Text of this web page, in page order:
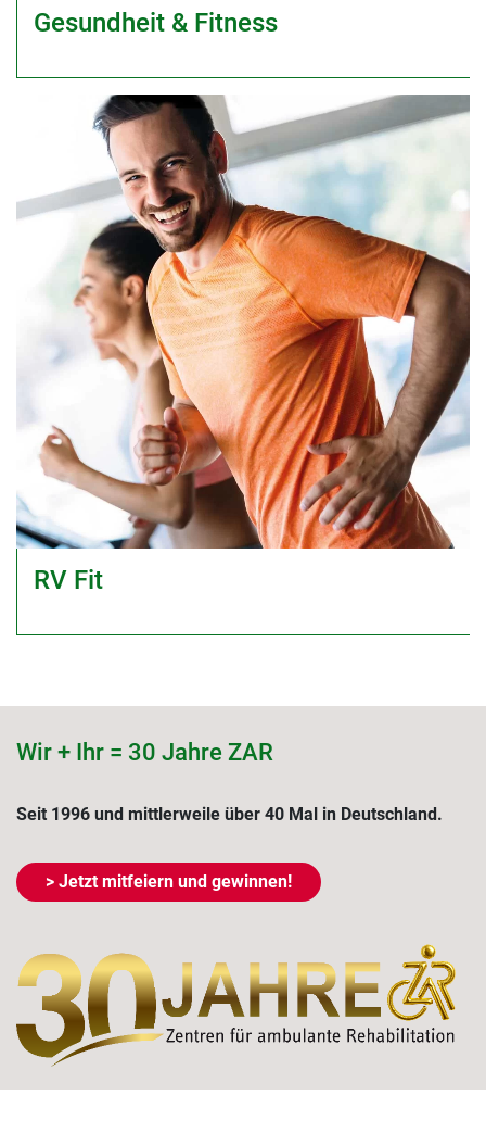
Gesundheit & Fitness
RV Fit
Wir + Ihr = 30 Jahre ZAR
Seit 1996 und mittlerweile über 40 Mal in Deutschland.
> Jetzt mitfeiern und gewinnen!